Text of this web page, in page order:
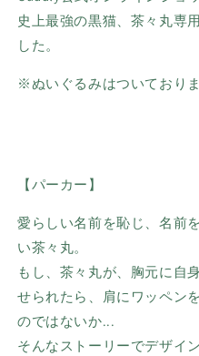
史上最強の黒猫、茶々丸専
した。
※ぬいぐるみはついており
【パーカー】
愛らしい名前を恥じ、名前
い茶々丸。
もし、茶々丸が、胸元に自
せられたら、肩にワッペン
のではないか...
そんなストーリーでデザイ